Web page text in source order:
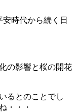
時代から続く日
の影響と桜の開花
るとのことでし
・・・